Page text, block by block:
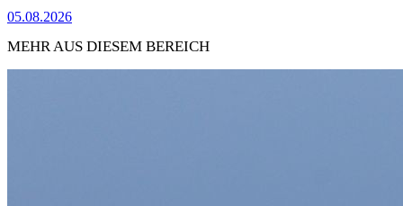
05.08.2026
MEHR AUS DIESEM BEREICH